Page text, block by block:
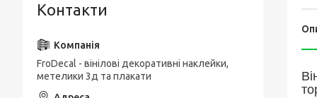
Контакти
FroDecal - вінілові декоративні наклейки,
метелики 3д та плакати